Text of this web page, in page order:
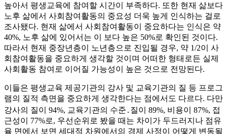
높아서 평생교육에 참여할 시간이 부족하다. 또한 현재 삶보다
노후 삶에서 사회참여활동의 중요성 더욱 높게 인식하는 걸로
조사됐다. 현재 삶에서 사회참여활동이 중요하다는 인식은 약
40%, 노후 삶에 있어서는 이 보다 높은 50%로 확인된 것이다.
따라서 현재 중장년층이 노년층으로 진입될 경우, 약 1/2이 사
회참여활동을 중요하게 생각할 것이며 어떠한 형태로든 실제
사회활동 참여로 이어질 가능성이 높은 것으로 전망된다.
이들은 평생교육 제공기관의 강사 및 교육기관의 질 등 프로그
램의 질적 측면을 중요하게 생각한다는 점에서도 다르다. 다만
강사의 질이 94%, 교육기관의 수준․질이 89%, 비용이 87%, 접
근성이 77%로, 우선순위로 봤을 때는 차이가 두드러지나 점유
율 면에서 보면 세대적 차원에서의 경제 사정이 어떻게 변동될